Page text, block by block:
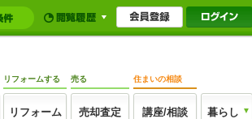
リフォームする
リフォーム
売る
売却査定
住まいの相談
講座/相談 暮らし